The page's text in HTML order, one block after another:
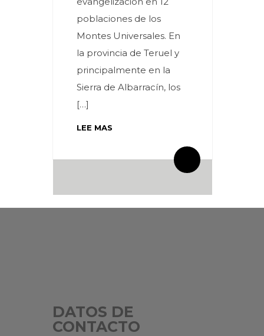
poblaciones de los
Montes Universales. En
la provincia de Teruel y
principalmente en la
Sierra de Albarracín, los
[…]
LEE MAS
DATOS DE
CONTACTO